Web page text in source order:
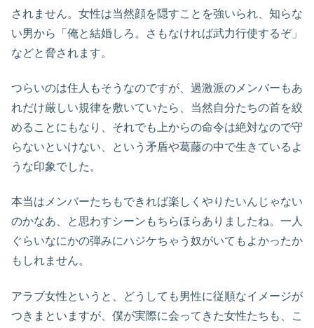
されません。女性は当然顔を隠すことを強いられ、知らな
い男から「俺と結婚しろ。さもなければ武力行使するぞ」
などと脅されます。
つらいのは住人もそうなのですが、過激派のメンバーもあ
れだけ厳しい規律を敷いていたら、当然自分たちの首を絞
めることにもなり、それでも上からの命令は絶対なので守
らないといけない、という矛盾や葛藤の中で生きているよ
うな印象でした。
本当はメンバーたちもできれば楽しくやりたいんじゃない
のかなあ、と思わすシーンもちらほらありましたね。一人
ぐらいなにかの弾みにハジケちゃう奴がいてもよかったか
もしれません。
アラブ女性というと、どうしても男性に従順なイメージが
つきまといますが、僕が実際に会ってきた女性たちも、こ